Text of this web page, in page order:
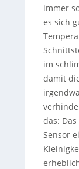
immer
es sich
im
damit
das:
Sensor